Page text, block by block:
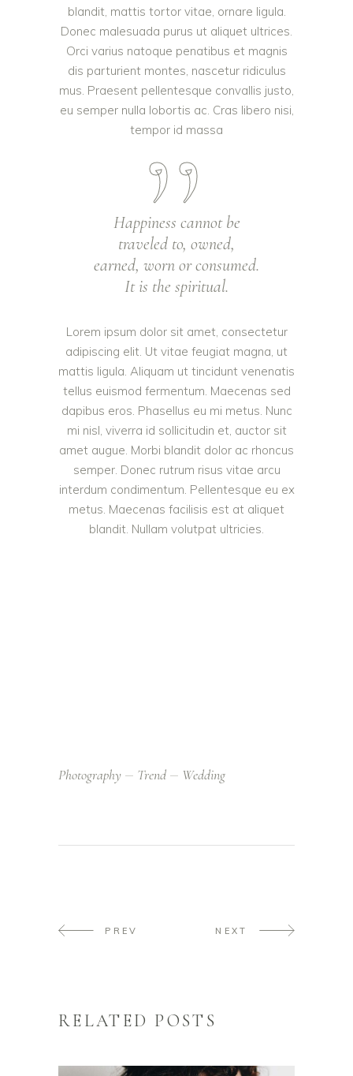
blandit, mattis tortor vitae, ornare ligula.
Donec malesuada purus ut aliquet ultrices.
Orci varius natoque penatibus et magnis
dis parturient montes, nascetur ridiculus
mus. Praesent pellentesque convallis justo,
eu semper nulla lobortis ac. Cras libero nisi,
tempor id massa
Happiness cannot be
traveled to, owned,
earned, worn or consumed.
It is the spiritual.
Lorem ipsum dolor sit amet, consectetur
adipiscing elit. Ut vitae feugiat magna, ut
mattis ligula. Aliquam ut tincidunt venenatis
tellus euismod fermentum. Maecenas sed
dapibus eros. Phasellus eu mi metus. Nunc
mi nisl, viverra id sollicitudin et, auctor sit
amet augue. Morbi blandit dolor ac rhoncus
semper. Donec rutrum risus vitae arcu
interdum condimentum. Pellentesque eu ex
metus. Maecenas facilisis est at aliquet
blandit. Nullam volutpat ultricies.
Photography Trend Wedding
PREV NEXT
RELATED POSTS